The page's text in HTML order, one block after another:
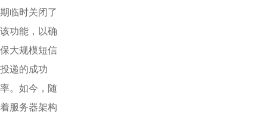
期临时关闭了
该功能，以确
保大规模短信
投递的成功
率。如今，随
着服务器架构